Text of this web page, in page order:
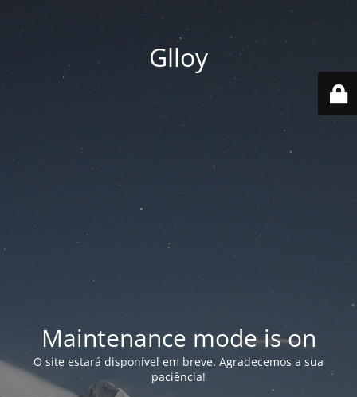
Glloy
Maintenance mode is on
O site estará disponível em breve. Agradecemos a sua
paciência!